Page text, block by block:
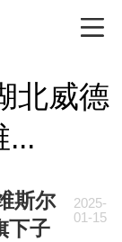
北威德
...
斯尔
下子
2025-
01-15